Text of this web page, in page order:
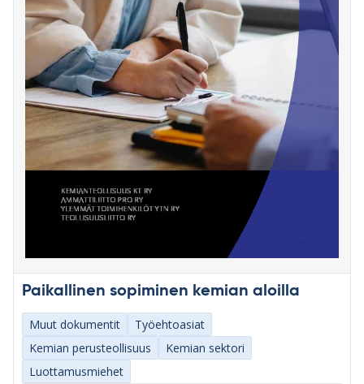
Paikallinen sopiminen kemian aloilla
Muut dokumentit
Työehtoasiat
Kemian perusteollisuus
Kemian sektori
Luottamusmiehet